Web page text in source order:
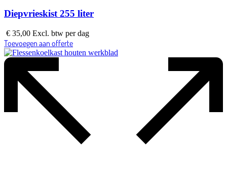
Diepvrieskist 255 liter
€ 35,00 Excl. btw per dag
Toevoegen aan offerte